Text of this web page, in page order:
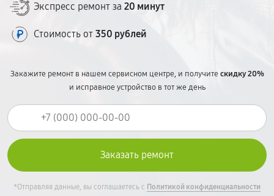
Экспресс ремонт за 20 минут
Стоимость от 350 рублей
Закажите ремонт в нашем сервисном центре, и получитескидку 20%
и исправное устройство в тот же день
*Отправляя данные, вы соглашаетесь с Политикой конфиденциальности